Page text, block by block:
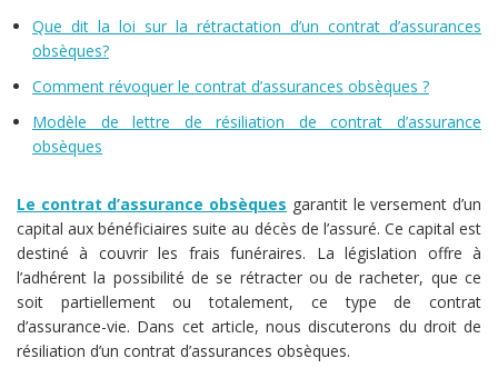
Que dit la loi sur la rétractation d’un contrat d’assurances
obsèques?
Comment révoquer le contrat d’assurances obsèques ?
Modèle de lettre de résiliation de contrat d’assurance
obsèques
Le contrat d’assurance obsèques garantit le versement d’un
capital aux bénéficiaires suite au décès de l’assuré. Ce capital est
destiné à couvrir les frais funéraires. La législation offre à
l’adhérent la possibilité de se rétracter ou de racheter, que ce
soit partiellement ou totalement, ce type de contrat
d’assurance-vie. Dans cet article, nous discuterons du droit de
résiliation d’un contrat d’assurances obsèques.